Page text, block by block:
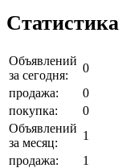
Статистика
Объявлений
за сегодня:
0
продажа:
0
покупка:
0
Объявлений
за месяц:
1
продажа:
1